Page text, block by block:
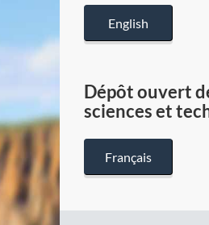
English
Dépôt ouvert
sciences et
Français